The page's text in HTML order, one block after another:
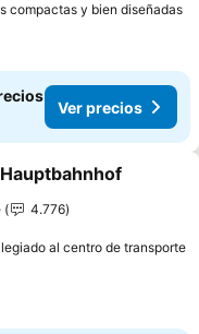
compactas y bien diseñadas
Ver precios
favoritos
4.776
al centro de transporte